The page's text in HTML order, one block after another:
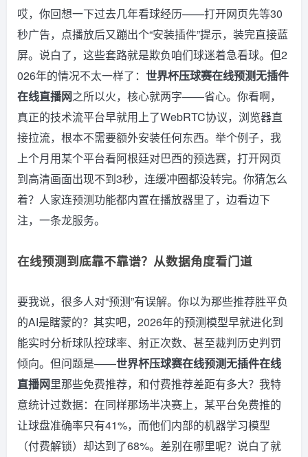
哎，你回想一下过去几年看球经历——打开网页先等30
秒广告，点播放后又蹦出个“安装插件”提示，装完直接蓝
屏。说白了，这些套路就是欺负咱们球迷着急看球。但2
026年的情况不太一样了： 世界杯压球赛在线预测无插件
在线直播网之所以火，核心就两字——省心。你看啊，
真正的技术流平台早就用上了WebRTC协议，浏览器直
接拉流，根本不需要额外安装任何东西。举个例子，我
上个月用某个平台看阿根廷对巴西的预选赛，打开网页
到高清画面出现不到3秒，连缓冲圈都没转完。你猜怎么
着？人家连预测功能都内置在播放器里了，边看边下
注，一条龙服务。
在线预测到底靠不靠谱？从数据角度看门道
要我说，很多人对“预测”有误解。你以为那些推荐胜平负
的AI是瞎蒙的？其实吧，2026年的预测模型早就进化到
能实时分析球队控球率、射正次数、甚至裁判历史判罚
倾向。但问题是——世界杯压球赛在线预测无插件在线
直播网里那些免费推荐，和付费推荐差距有多大？我特
意统计过数据：在同样那场半决赛上，某平台免费推的
让球盘准确率只有41%，而他们内部的机器学习模型
（付费解锁）却达到了68%。差别在哪里呢？说白了就